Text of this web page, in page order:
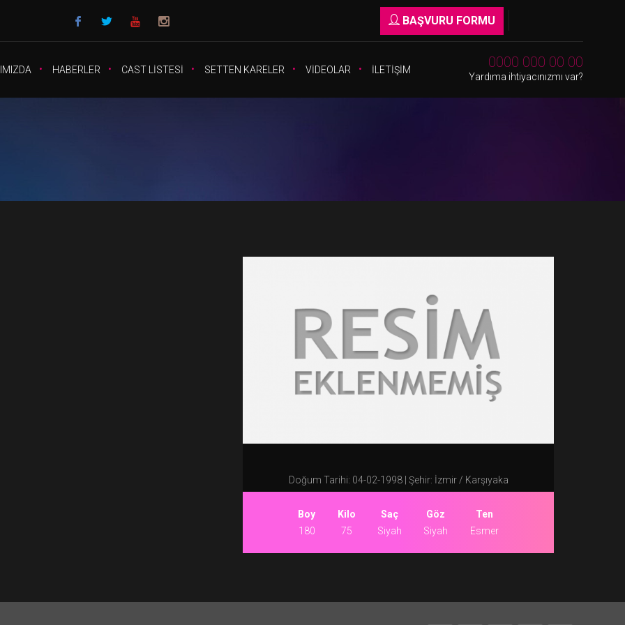
BAŞVURU FORMU
HABERLER CAST LİSTESİ SETTEN KARELER VİDEOLAR İLETİŞİM 0000 000 00 00
Yardıma ihtiyacınızmı var?
Doğum Tarihi: 04-02-1998 | Şehir: İzmir / Karşıyaka
Boy
180
Kilo
75
Saç
Siyah
Göz
Siyah
Ten
Esmer